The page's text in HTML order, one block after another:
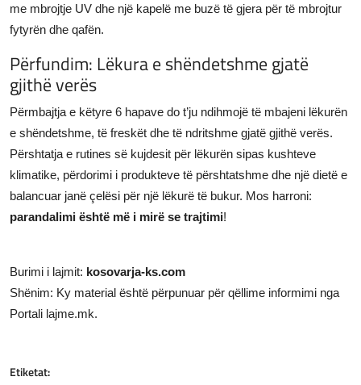
me mbrojtje UV dhe një kapelë me buzë të gjera për të mbrojtur
fytyrën dhe qafën.
Përfundim: Lëkura e shëndetshme gjatë
gjithë verës
Përmbajtja e këtyre 6 hapave do t’ju ndihmojë të mbajeni lëkurën
e shëndetshme, të freskët dhe të ndritshme gjatë gjithë verës.
Përshtatja e rutines së kujdesit për lëkurën sipas kushteve
klimatike, përdorimi i produkteve të përshtatshme dhe një dietë e
balancuar janë çelësi për një lëkurë të bukur. Mos harroni:
parandalimi është më i mirë se trajtimi!
Burimi i lajmit: kosovarja-ks.com
Shënim: Ky material është përpunuar për qëllime informimi nga
Portali lajme.mk.
Etiketat: